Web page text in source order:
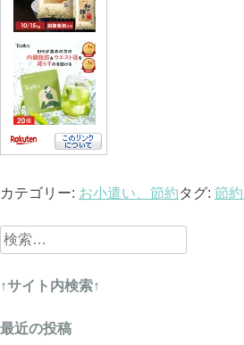
カテゴリー: お小遣い、節約タグ: 節約
検
索:
↑サイト内検索↑
最近の投稿